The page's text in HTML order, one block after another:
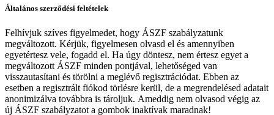
Általános szerződési feltételek
Felhívjuk szíves figyelmedet, hogy ÁSZF szabályzatunk
megváltozott. Kérjük, figyelmesen olvasd el és amennyiben
egyetértesz vele, fogadd el. Ha úgy döntesz, nem értesz egyet a
megváltozott ÁSZF minden pontjával, lehetőséged van
visszautasítani és törölni a meglévő regisztrációdat. Ebben az
esetben a regisztrált fiókod törlésre kerül, de a megrendelésed adatait
anonimizálva továbbra is tároljuk. Ameddig nem olvasod végig az
új ÁSZF szabályzatot a gombok inaktívak maradnak!